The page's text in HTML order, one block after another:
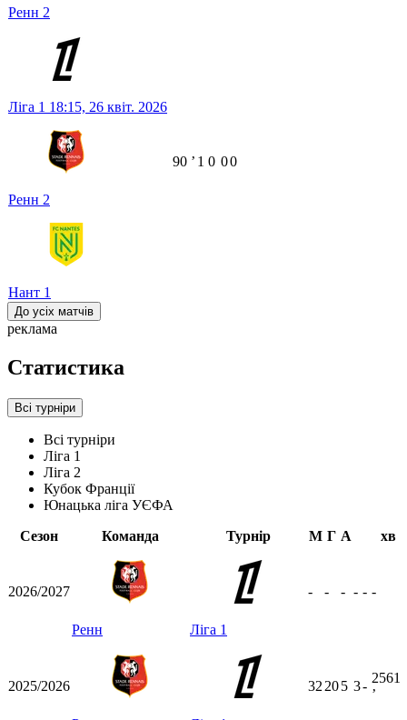
Ренн 2
Ліга 1 18:15, 26 квіт. 2026
Ренн 2
Нант 1
90 ʼ 1 0 00
До усіх матчів
реклама
Статистика
Всі турніри
Всі турніри
Ліга 1
Ліга 2
Кубок Франції
Юнацька ліга УЄФА
Сезон
Команда Турнір М Г А хв
2026/2027
Ренн Ліга 1
- - - - - -
2025/2026 32 205 3-
2561
ʼ